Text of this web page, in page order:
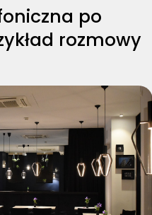
po
rozmowy